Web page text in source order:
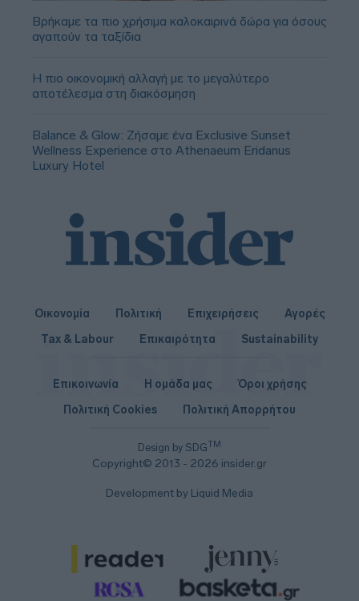
Βρήκαμε τα πιο χρήσιμα καλοκαιρινά δώρα για όσους
αγαπούν τα ταξίδια
Η πιο οικονομική αλλαγή με το μεγαλύτερο
αποτέλεσμα στη διακόσμηση
Balance & Glow: Ζήσαμε ένα Exclusive Sunset
Wellness Experience στο Athenaeum Eridanus
Luxury Hotel
Οικονομία Πολιτική Επιχειρήσεις
Αγορές
Tax & Labour
Επικαιρότητα Sustainability
Design by SDGTM
Copyright© 2013 - 2026 insider.gr
Επικοινωνία Η ομάδα μας
Όροι χρήσης
Πολιτική Cookies
Πολιτική Απορρήτου
Development by Liquid Media